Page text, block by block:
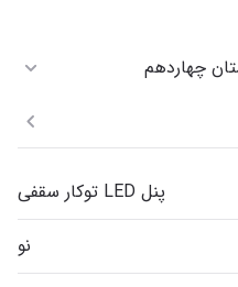
پنل LED توکار سقفی
نو